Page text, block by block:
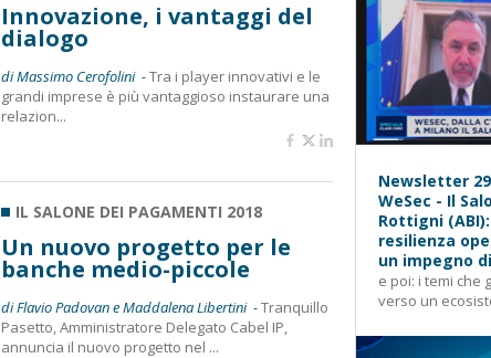
Innovazione, i vantaggi del
dialogo
di Massimo Cerofolini -Tra i player innovativi e le
grandi imprese è più vantaggioso instaurare una
relazion...
IL SALONE DEI PAGAMENTI 2018
Un nuovo progetto per le
banche medio-piccole
di Flavio Padovan e Maddalena Libertini -Tranquillo
Pasetto, Amministratore Delegato Cabel IP,
annuncia il nuovo progetto nel ...
Newsletter
WeSec - Il
Rottigni
resilienza
un impegno
e poi: i temi che
verso un